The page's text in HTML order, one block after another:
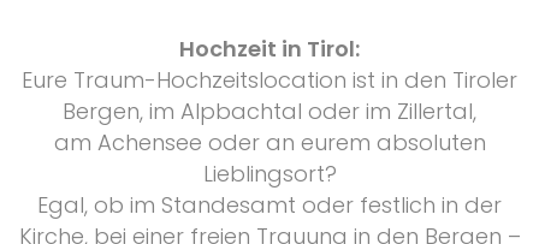
Hochzeit in Tirol:
Eure Traum-Hochzeitslocation ist in den Tiroler
Bergen, im Alpbachtal oder im Zillertal,
am Achensee oder an eurem absoluten
Lieblingsort?
Egal, ob im Standesamt oder festlich in der
Kirche, bei einer freien Trauung in den Bergen –